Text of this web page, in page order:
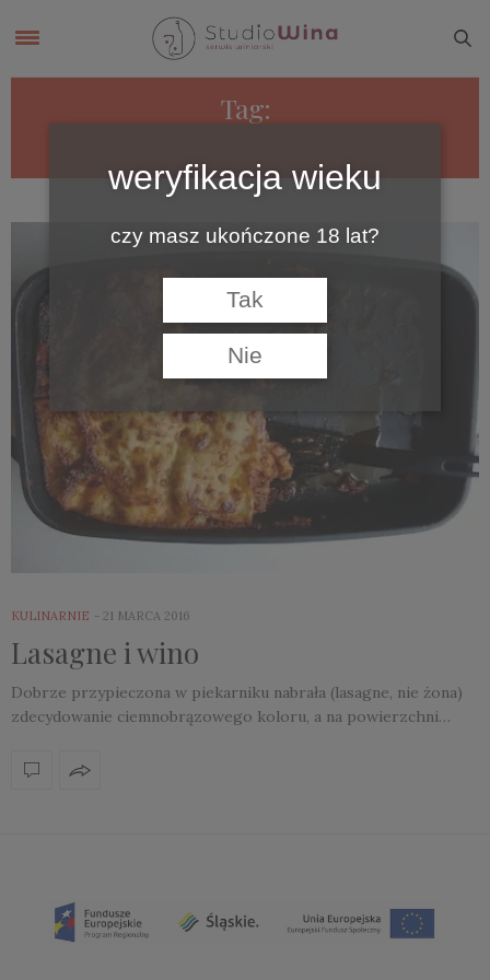
Tag:
KULINARNIE 21 MARCA 2016
Lasagne i wino
Dobrze przypieczona w piekarniku nabrała (lasagne, nie żona)
zdecydowanie ciemnobrązowego koloru, a na powierzchni…
weryfikacja wieku
czy masz ukończone 18 lat?
Tak
Nie